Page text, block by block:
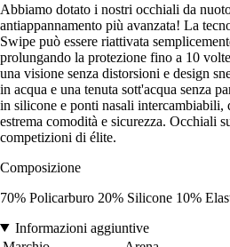
Abbiamo dotato i nostri occhiali da
antiappannamento più avanzata! La
Swipe può essere riattivata
prolungando la protezione fino a 10
una visione senza distorsioni e design
in acqua e una tenuta sott'acqua senza
in silicone e ponti nasali intercambiabili,
estrema comodità e sicurezza. Occhiali
competizioni di élite.
Composizione
70% Policarburo 20% Silicone 10%
Informazioni aggiuntive